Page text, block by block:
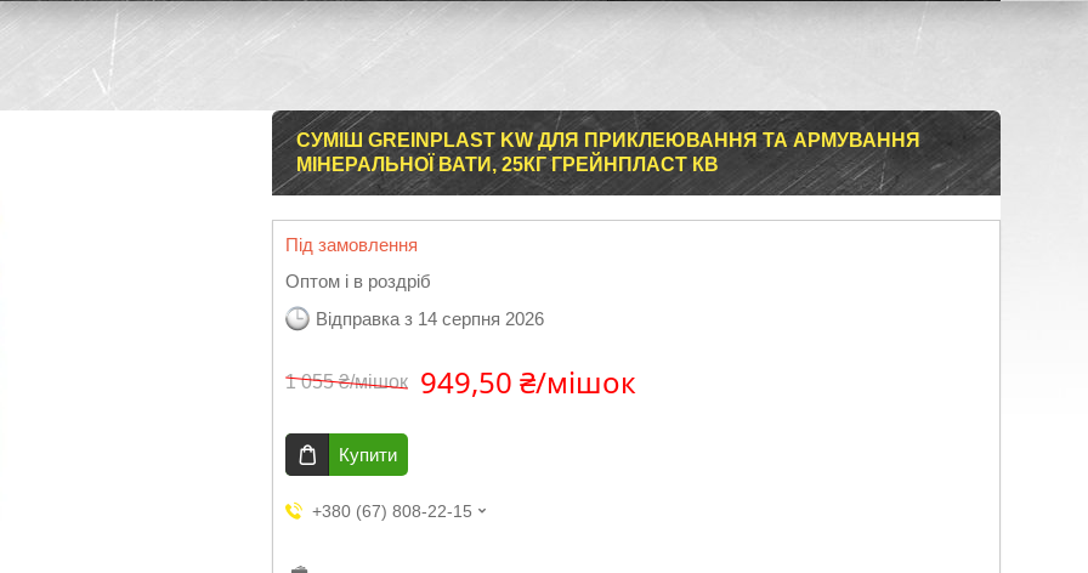
СУМІШ GREINPLAST KW ДЛЯ ПРИКЛЕЮВАННЯ ТА АРМУВАННЯ
МІНЕРАЛЬНОЇ ВАТИ, 25КГ ГРЕЙНПЛАСТ КВ
Під замовлення
Оптом і в роздріб
Відправка з 14 серпня 2026
1 055 ₴/мішок 949,50 ₴/мішок
Купити
+380 (67) 808-22-15